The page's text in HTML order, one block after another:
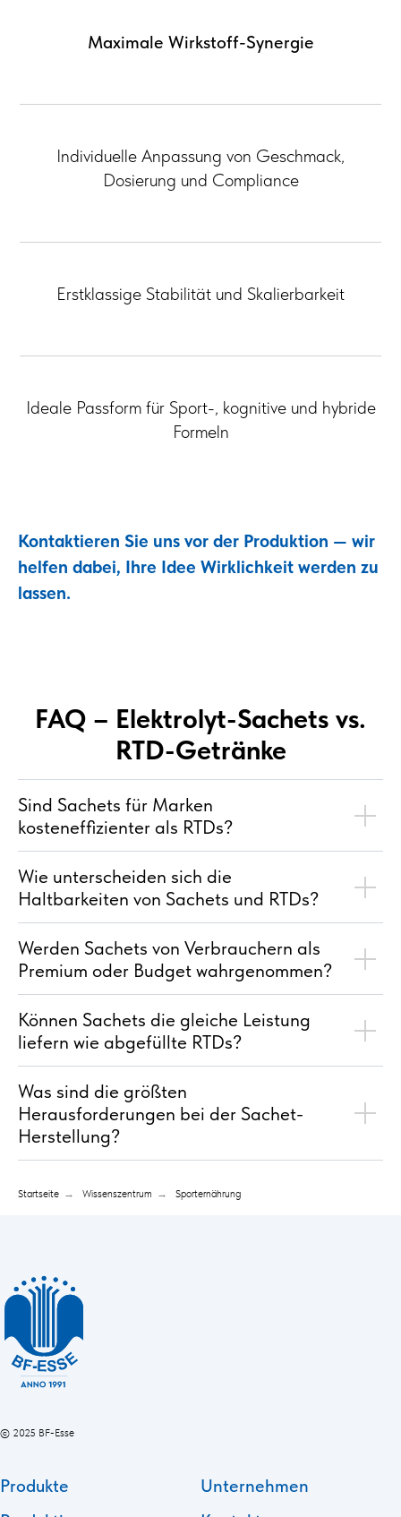
Maximale Wirkstoff-Synergie
Individuelle Anpassung von Geschmack,
Dosierung und Compliance
Erstklassige Stabilität und Skalierbarkeit
Ideale Passform für Sport-, kognitive und hybride
Formeln
Kontaktieren Sie uns vor der Produktion — wir
helfen dabei, Ihre Idee Wirklichkeit werden zu
lassen.
FAQ – Elektrolyt-Sachets vs.
RTD-Getränke
Sind Sachets für Marken
kosteneffizienter als RTDs?
Wie unterscheiden sich die
Haltbarkeiten von Sachets und RTDs?
Werden Sachets von Verbrauchern als
Premium oder Budget wahrgenommen?
Können Sachets die gleiche Leistung
liefern wie abgefüllte RTDs?
Was sind die größten
Herausforderungen bei der Sachet-
Herstellung?
Startseite → Wissenszentrum → Sporternährung
© 2025 BF-Esse
Produkte
Unternehmen